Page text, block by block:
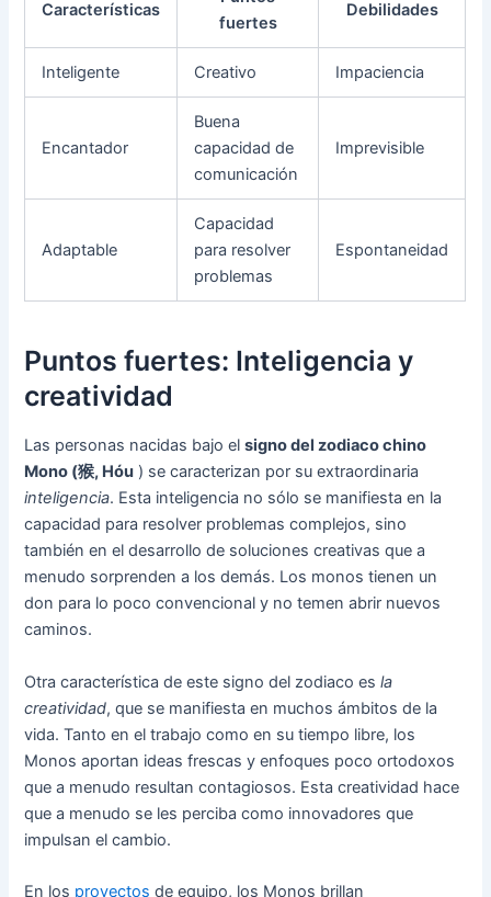
Características
fuertes
Debilidades
Inteligente Creativo Impaciencia
Encantador
Buena
capacidad de
comunicación
Imprevisible
Adaptable
Capacidad
para resolver
problemas
Espontaneidad
Puntos fuertes: Inteligencia y
creatividad
Las personas nacidas bajo elsigno del zodiaco chino
Mono (猴, Hóu ) se caracterizan por su extraordinaria
inteligencia. Esta inteligencia no sólo se manifiesta en la
capacidad para resolver problemas complejos, sino
también en el desarrollo de soluciones creativas que a
menudo sorprenden a los demás. Los monos tienen un
don para lo poco convencional y no temen abrir nuevos
caminos.
Otra característica de este signo del zodiaco esla
creatividad, que se manifiesta en muchos ámbitos de la
vida. Tanto en el trabajo como en su tiempo libre, los
Monos aportan ideas frescas y enfoques poco ortodoxos
que a menudo resultan contagiosos. Esta creatividad hace
que a menudo se les perciba como innovadores que
impulsan el cambio.
En los proyectos de equipo, los Monos brillan